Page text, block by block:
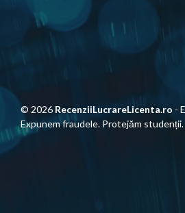
© 2026 RecenziiLucrareLicenta.ro -
Expunem fraudele. Protejăm studenții.